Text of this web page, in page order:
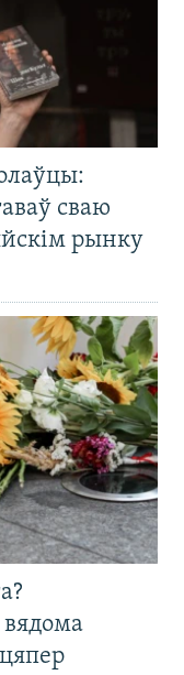
сваю
рынку
вядома